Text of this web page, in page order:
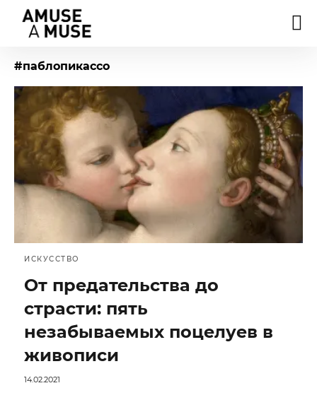
#паблопикассо
ИСКУССТВО
От предательства до
страсти: пять
незабываемых поцелуев в
живописи
14.02.2021